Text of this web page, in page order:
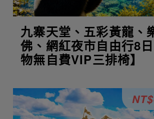
九寨天堂、五彩黃龍、
佛、網紅夜市自由行8
物無自費VIP三排椅】